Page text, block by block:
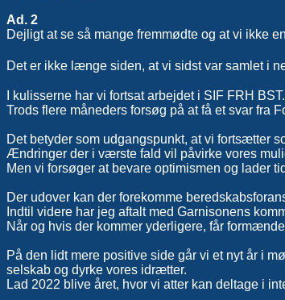
Ad. 2
Dejligt at se så mange fremmødte og at vi ikke
Det er ikke længe siden, at vi sidst var samlet i
I kulisserne har vi fortsat arbejdet i SIF FRH
Trods flere måneders forsøg på at få et svar fra
Det betyder som udgangspunkt, at vi fortsætter
Ændringer der i værste fald vil påvirke vores
Men vi forsøger at bevare optimismen og lader
Der udover kan der forekomme
Indtil videre har jeg aftalt med Garnisonens
Når og hvis der kommer yderligere, får
På den lidt mere positive side går vi et nyt år i
selskab og dyrke vores idrætter.
Lad 2022 blive året, hvor vi atter kan deltage i